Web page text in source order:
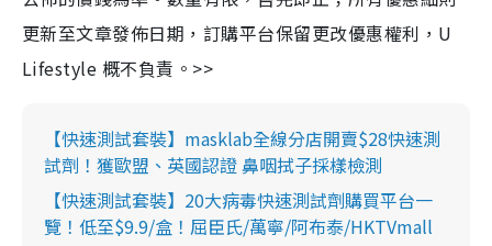
更新至文章發佈日期，訂購平台保留更改優惠權利，U
Lifestyle 概不負責。>>
【快速測試套裝】masklab全線分店開賣$28快速測
試劑！獲歐盟、英國認證 鼻咽拭子採樣檢測
【快速測試套裝】20大病毒快速測試劑購買平台一
覽！低至$9.9/盒！屈臣氏/萬寧/阿布泰/HKTVmall